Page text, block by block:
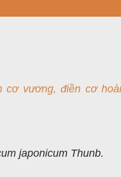
cơ vương, điền cơ
japonicum Thunb.